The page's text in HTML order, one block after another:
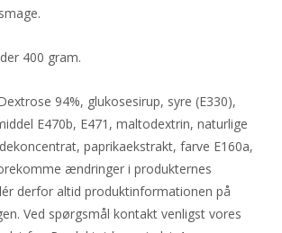
400 gram.
94%, glukosesirup, syre (E330),
E470b, E471, maltodextrin, naturlige
paprikaekstrakt, farve E160a,
ændringer i produkternes
derfor altid produktinformationen på
Ved spørgsmål kontakt venligst vores